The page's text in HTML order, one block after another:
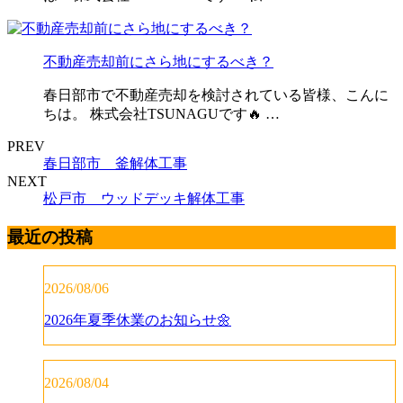
不動産売却前にさら地にするべき？
春日部市で不動産売却を検討されている皆様、こんに
ちは。 株式会社TSUNAGUです🔥 …
PREV
春日部市 釜解体工事
NEXT
松戸市 ウッドデッキ解体工事
最近の投稿
2026/08/06
2026年夏季休業のお知らせ🌼
2026/08/04